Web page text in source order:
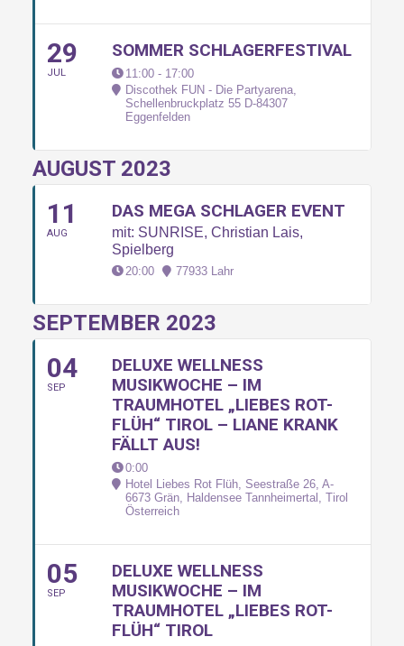
29
JUL
SOMMER SCHLAGERFESTIVAL
11:00 - 17:00
Discothek FUN - Die Partyarena,
Schellenbruckplatz 55 D-84307
Eggenfelden
AUGUST 2023
11
AUG
DAS MEGA SCHLAGER EVENT
mit: SUNRISE, Christian Lais,
Spielberg
20:00 77933 Lahr
SEPTEMBER 2023
04
SEP
DELUXE WELLNESS
MUSIKWOCHE – IM
TRAUMHOTEL „LIEBES ROT-
FLÜH“ TIROL – LIANE KRANK
FÄLLT AUS!
0:00
Hotel Liebes Rot Flüh, Seestraße 26, A-
6673 Grän, Haldensee Tannheimertal, Tirol
Österreich
05
SEP
DELUXE WELLNESS
MUSIKWOCHE – IM
TRAUMHOTEL „LIEBES ROT-
FLÜH“ TIROL